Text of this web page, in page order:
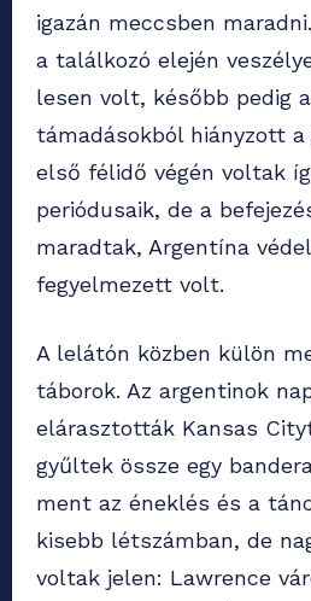
igazán meccsben
a találkozó elején
lesen volt, később pedig
támadásokból hiányzott a
első félidő végén voltak
periódusaik, de a
maradtak, Argentína
fegyelmezett volt.
A lelátón közben külön
táborok. Az argentinok
elárasztották Kansas
gyűltek össze egy
ment az éneklés és a
kisebb létszámban, de
voltak jelen: Lawrence